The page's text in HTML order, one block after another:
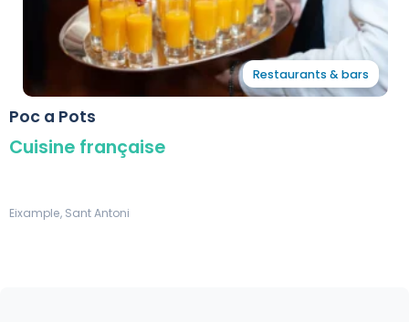
Restaurants & bars
Poc a Pots
Cuisine française
Eixample, Sant Antoni